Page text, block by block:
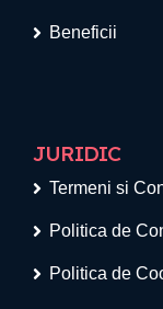
Beneficii
JURIDIC
Termeni si
Politica de
Politica de